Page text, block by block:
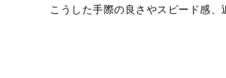
こうした手際の良さやスピード感